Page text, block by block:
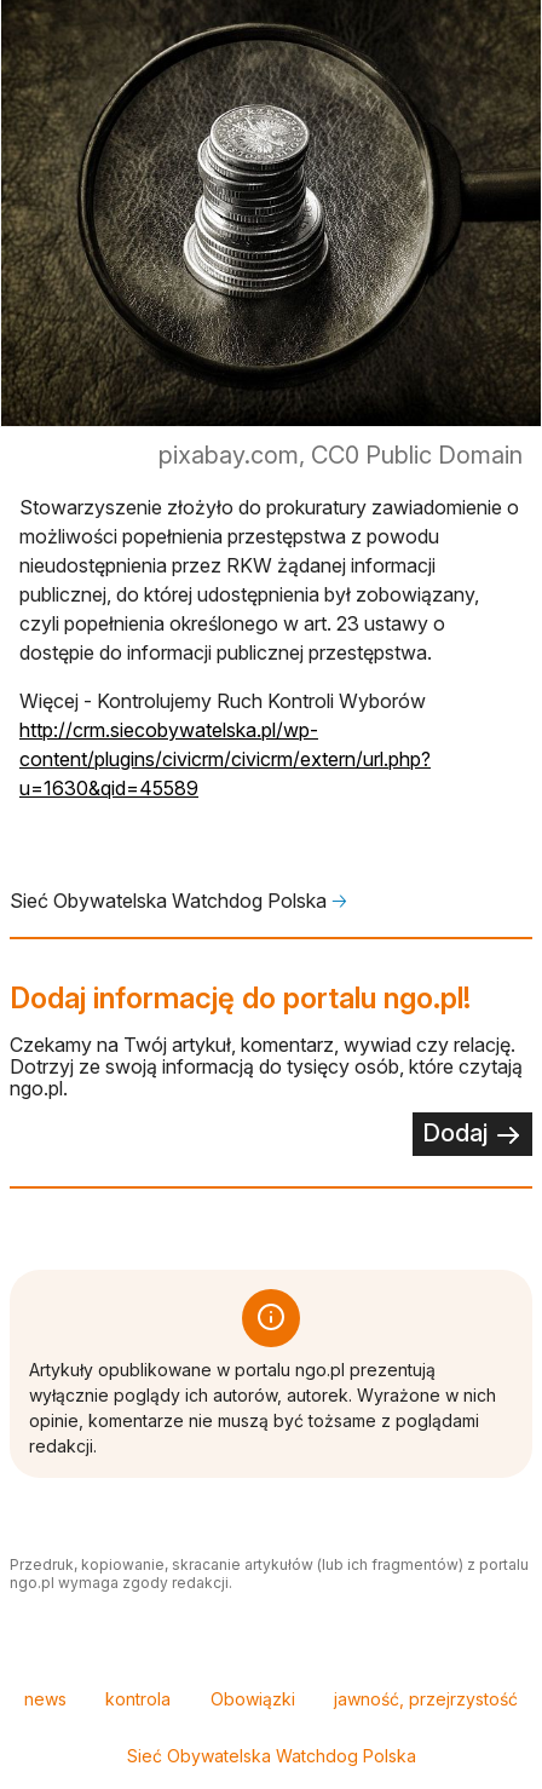
pixabay.com, CC0 Public Domain
Stowarzyszenie złożyło do prokuratury zawiadomienie o
możliwości popełnienia przestępstwa z powodu
nieudostępnienia przez RKW żądanej informacji
publicznej, do której udostępnienia był zobowiązany,
czyli popełnienia określonego w art. 23 ustawy o
dostępie do informacji publicznej przestępstwa.
Więcej - Kontrolujemy Ruch Kontroli Wyborów
http://crm.siecobywatelska.pl/wp-
content/plugins/civicrm/civicrm/extern/url.php?
u=1630&qid=45589
Sieć Obywatelska Watchdog Polska 🡢
Dodaj informację do portalu ngo.pl!
Czekamy na Twój artykuł, komentarz, wywiad czy relację.
Dotrzyj ze swoją informacją do tysięcy osób, które czytają
ngo.pl.
Dodaj
Artykuły opublikowane w portalu ngo.pl prezentują
wyłącznie poglądy ich autorów, autorek. Wyrażone w nich
opinie, komentarze nie muszą być tożsame z poglądami
redakcji.
Przedruk, kopiowanie, skracanie artykułów (lub ich fragmentów) z portalu
ngo.pl wymaga zgody redakcji.
news kontrola Obowiązki jawność, przejrzystość
Sieć Obywatelska Watchdog Polska